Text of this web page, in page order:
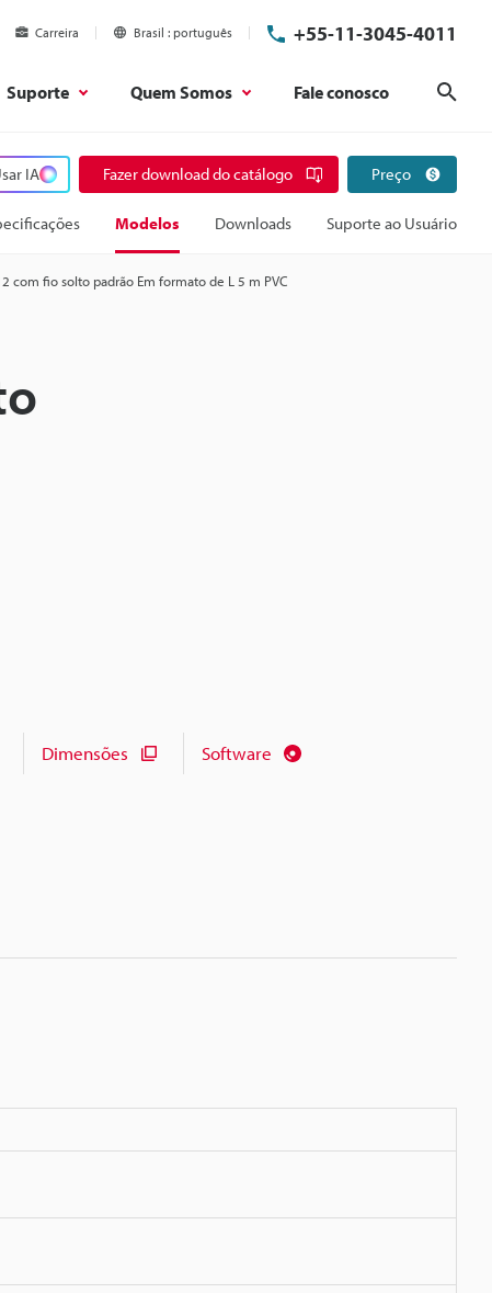
Carreira Brasil português +55-11-3045-4011
Suporte Quem Somos Fale conosco
IA Fazer download do catálogo Preço
Modelos Downloads Suporte ao Usuário
com fio solto padrão Em formato de L 5 m PVC
Dimensões Software